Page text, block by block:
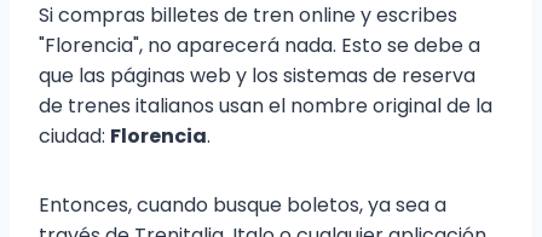
Si compras billetes de tren online y escribes
"Florencia", no aparecerá nada. Esto se debe a
que las páginas web y los sistemas de reserva
de trenes italianos usan el nombre original de la
ciudad: Florencia.
Entonces, cuando busque boletos, ya sea a